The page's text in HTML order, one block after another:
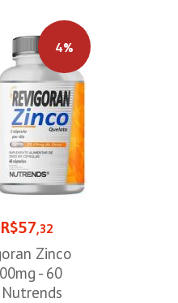
4%
R$57,32
Zinco
- 60